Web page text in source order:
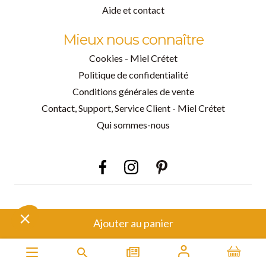

Ajouter au panier
Aide et contact
Mieux nous connaître
Cookies - Miel Crétet
Politique de confidentialité
Conditions générales de vente
Contact, Support, Service Client - Miel Crétet
Qui sommes-nous
Facebook Pinterest
Instagram